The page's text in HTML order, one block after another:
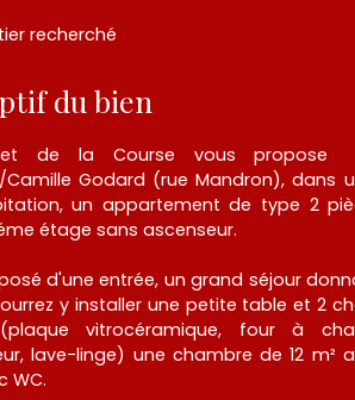
recherché
du bien
de la Course vous
Camille Godard (rue Mandron), dans
un appartement de type 2
étage sans ascenseur.
d'une entrée, un grand séjour
y installer une petite table et 2
vitrocéramique, four à
lave-linge) une chambre de 12 m²
WC.